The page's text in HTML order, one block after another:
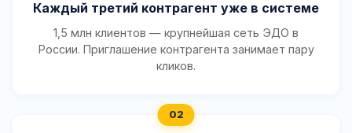
Каждый третий контрагент уже в системе
1,5 млн клиентов — крупнейшая сеть ЭДО в
России. Приглашение контрагента занимает пару
кликов.